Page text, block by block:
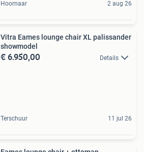
Hoornaar 2 aug 26
Vitra Eames lounge chair XL palissander
showmodel
€ 6.950,00 Details
Terschuur 11 jul 26